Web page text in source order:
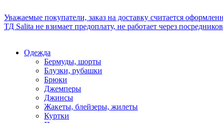
Уважаемые покупатели, заказ на доставку считается
ТД Salita не взимает предоплату, не работает через
Одежда
Бермуды, шорты
Блузки, рубашки
Брюки
Джемперы
Джинсы
Жакеты, блейзеры, жилеты
Куртки